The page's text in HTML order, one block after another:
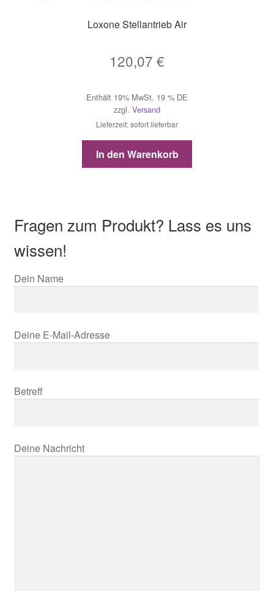
Loxone Stellantrieb Air
120,07 €
Enthält 19% MwSt. 19 % DE
zzgl. Versand
Lieferzeit: sofort lieferbar
In den Warenkorb
Fragen zum Produkt? Lass es uns
wissen!
Dein Name
Deine E-Mail-Adresse
Betreff
Deine Nachricht